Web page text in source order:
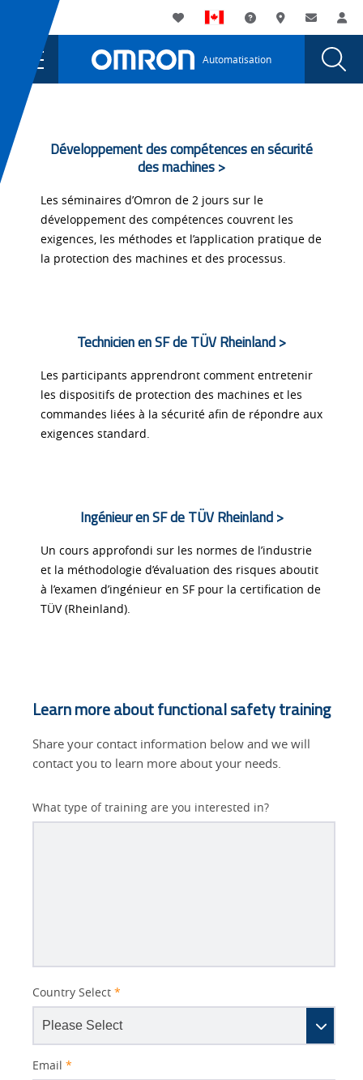
currently
viewing
Functional
Safety
Training
page.
Utility
Navigation
My List AssistanceOù acheter
Toggle
Main
Navigation
Automatisation
Functional
Safety
TrainingDéveloppement des compétences en sécurité
des machines >
Les séminaires d’Omron de 2 jours sur le
développement des compétences couvrent les
exigences, les méthodes et l’application pratique de
la protection des machines et des processus.
Technicien en SF de TÜV Rheinland >
Les participants apprendront comment entretenir
les dispositifs de protection des machines et les
commandes liées à la sécurité afin de répondre aux
exigences standard.
Ingénieur en SF de TÜV Rheinland >
Un cours approfondi sur les normes de l’industrie
et la méthodologie d’évaluation des risques aboutit
à l’examen d’ingénieur en SF pour la certification de
TÜV (Rheinland).
Learn more about functional safety training
Share your contact information below and we will
contact you to learn more about your needs.
What type of training are you interested in?
Better
Subject
Country Select *
Email *